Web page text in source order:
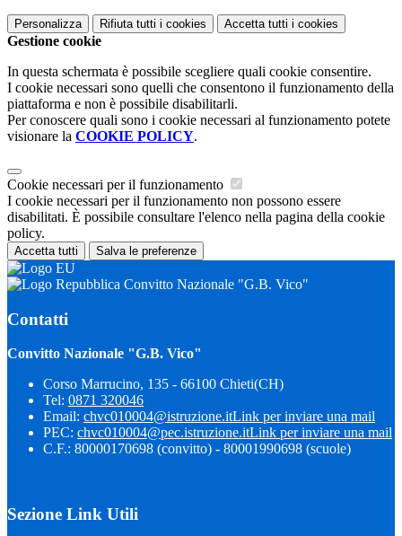
Personalizza Rifiuta tutti i cookies Accetta tutti i cookies
Gestione cookie
In questa schermata è possibile scegliere quali cookie consentire.
I cookie necessari sono quelli che consentono il funzionamento della
piattaforma e non è possibile disabilitarli.
Per conoscere quali sono i cookie necessari al funzionamento potete
visionare la COOKIE POLICY.
Cookie necessari per il funzionamento
I cookie necessari per il funzionamento non possono essere
disabilitati. È possibile consultare l'elenco nella pagina della cookie
policy.
Accetta tutti Salva le preferenze
Convitto Nazionale "G.B. Vico"
Contatti
Convitto Nazionale "G.B. Vico"
Corso Marrucino, 135 - 66100 Chieti(CH)
Tel: 0871 320046
Email: chvc010004@istruzione.itLink per inviare una mail
PEC: chvc010004@pec.istruzione.itLink per inviare una mail
C.F.: 80000170698 (convitto) - 80001990698 (scuole)
Sezione Link Utili